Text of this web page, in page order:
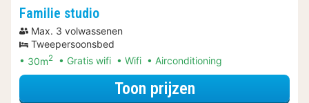
Familie studio
Max. 3 volwassenen
Tweepersoonsbed
30m2 Gratis wifi Wifi Airconditioning
Toon prijzenvoor City Card